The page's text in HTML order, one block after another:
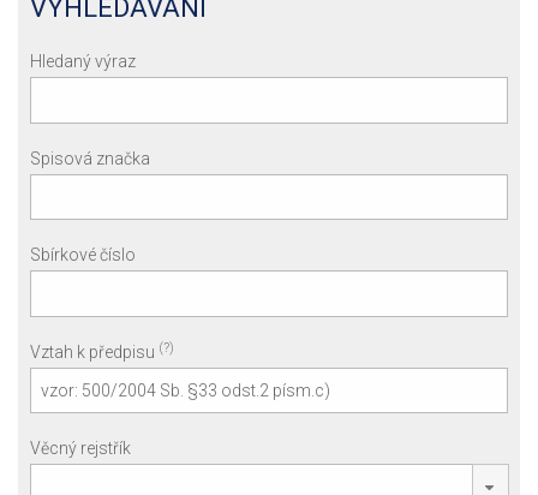
VYHLEDÁVÁNÍ
Hledaný výraz
Spisová značka
Sbírkové číslo
Vztah k předpisu (?)
Věcný rejstřík